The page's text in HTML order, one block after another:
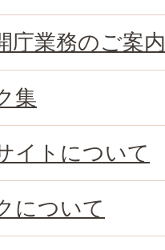
庁業務のご案内
集
イトについて
について